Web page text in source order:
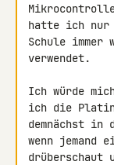
hatte ich
Schule immer
verwendet.
Ich würde
ich die
demnächst in
wenn jemand